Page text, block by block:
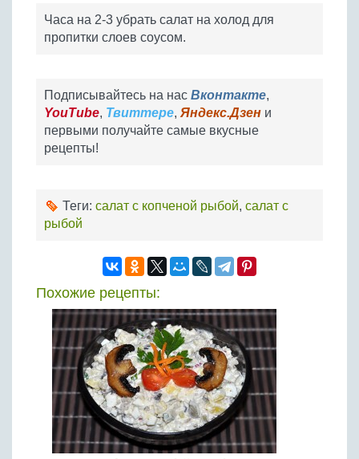
Часа на 2-3 убрать салат на холод для
пропитки слоев соусом.
Подписывайтесь на нас Вконтакте,
YouTube, Твиттере, Яндекс.Дзен и
первыми получайте самые вкусные
рецепты!
Теги: салат с копченой рыбой, салат с
рыбой
Похожие рецепты: